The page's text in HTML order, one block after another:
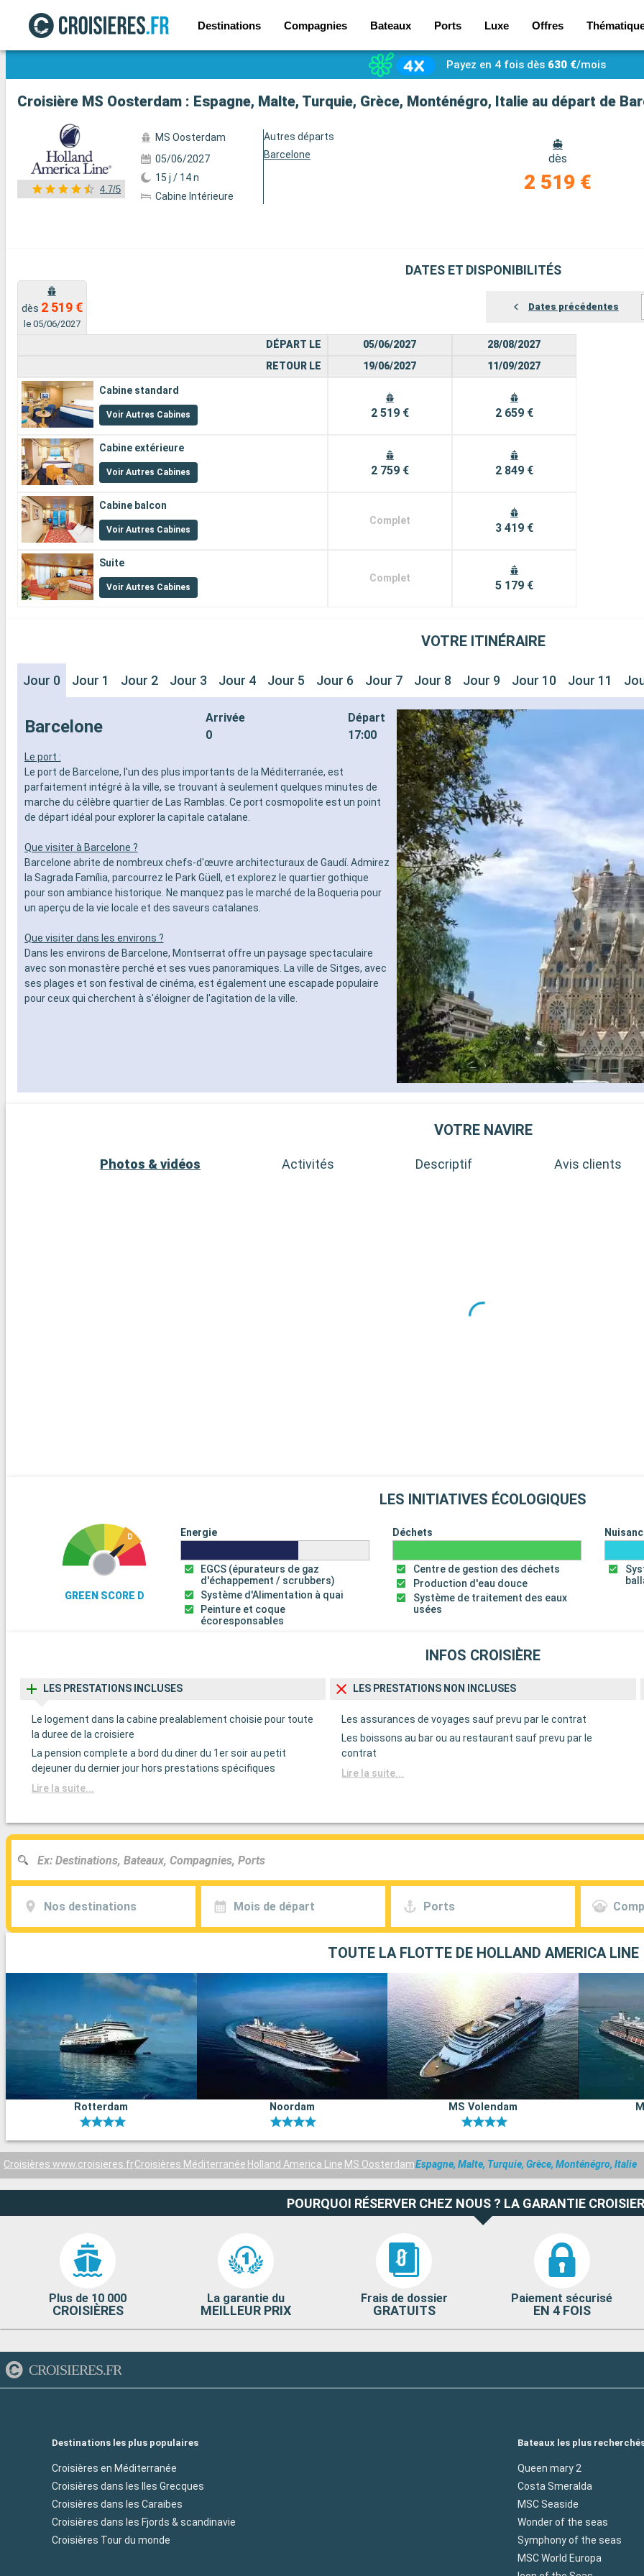
Destinations Compagnies Bateaux Ports Luxe Offres
Voir les 12 autres photos
Payez en 4 fois dès 630 €/mois
Croisière MS Oosterdam : Espagne, Malte, Turquie, Grèce, Monténégro, Italie au départ de
4.7/5
MS Oosterdam
05/06/2027
15 j / 14 n
Cabine Intérieure
Autres départs
Barcelone
dès
2 519 €
DATES ET DISPONIBILITÉS
dès 2 519 €
le 05/06/2027
Dates précédentes
DÉPART LE
RETOUR LE
Cabine standard
Voir Autres Cabines
Cabine extérieure
Voir Autres Cabines
Cabine balcon
Voir Autres Cabines
Suite
Voir Autres Cabines
05/06/2027
19/06/2027
2 519 €
2 759 €
Complet
Complet
28/08/2027
11/09/2027
2 659 €
2 849 €
3 419 €
5 179 €
VOTRE ITINÉRAIRE
Jour 0 Jour 1 Jour 2 Jour 3 Jour 4 Jour 5 Jour 6 Jour 7 Jour 8 Jour 9 Jour 10 Jour 11
Barcelone
Arrivée
0
Départ
17:00
Le port :
Le port de Barcelone, l'un des plus importants de la Méditerranée, est
parfaitement intégré à la ville, se trouvant à seulement quelques minutes de
marche du célèbre quartier de Las Ramblas. Ce port cosmopolite est un point
de départ idéal pour explorer la capitale catalane.
Que visiter à Barcelone ?
Barcelone abrite de nombreux chefs-d'œuvre architecturaux de Gaudí. Admirez
la Sagrada Família, parcourrez le Park Güell, et explorez le quartier gothique
pour son ambiance historique. Ne manquez pas le marché de la Boqueria pour
un aperçu de la vie locale et des saveurs catalanes.
Que visiter dans les environs ?
Dans les environs de Barcelone, Montserrat offre un paysage spectaculaire
avec son monastère perché et ses vues panoramiques. La ville de Sitges, avec
ses plages et son festival de cinéma, est également une escapade populaire
pour ceux qui cherchent à s'éloigner de l'agitation de la ville.
VOTRE NAVIRE
Photos & vidéos Activités Descriptif Avis clients
LES INITIATIVES ÉCOLOGIQUES
GREEN SCORE D
Energie
EGCS (épurateurs de gaz
d'échappement / scrubbers)
Système d'Alimentation à quai
Peinture et coque
écoresponsables
Déchets
Centre de gestion des déchets
Production d'eau douce
Système de traitement des eaux
usées
INFOS CROISIÈRE
LES PRESTATIONS INCLUSES
Le logement dans la cabine prealablement choisie pour toute
la duree de la croisiere
La pension complete a bord du diner du 1er soir au petit
dejeuner du dernier jour hors prestations spécifiques
Lire la suite...
LES PRESTATIONS NON INCLUSES
Les assurances de voyages sauf prevu par le contrat
Les boissons au bar ou au restaurant sauf prevu par le
contrat
Lire la suite...
Nos destinations Mois de départ Ports
TOUTE LA FLOTTE DE HOLLAND AMERICA LINE
Rotterdam Noordam MS Volendam
Croisières www.croisieres.frCroisières Méditerranée Holland America Line MS OosterdamEspagne, Malte, Turquie, Grèce, Monténégro, Italie
POURQUOI RÉSERVER CHEZ NOUS ? LA GARANTIE
Plus de 10 000
CROISIÈRES
La garantie du
MEILLEUR PRIX
Frais de dossier
GRATUITS
Paiement sécurisé
EN 4 FOIS
CROISIERES.FR
Destinations les plus populaires
Croisières en Méditerranée
Croisières dans les Iles Grecques
Croisières dans les Caraibes
Croisières dans les Fjords & scandinavie
Croisières Tour du monde
Bateaux les plus
Queen mary 2
Costa Smeralda
MSC Seaside
Wonder of the seas
Symphony of the seas
MSC World Europa